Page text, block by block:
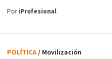
PoriProfesional
POLÍTICA/ Movilización